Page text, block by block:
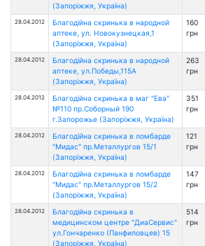
(Запоріжжя, Україна)
28.04.2012
Благодійна скринька в народной
аптеке, ул. Новокузнецкая,1
(Запоріжжя, Україна)
160
грн
28.04.2012
Благодійна скринька в народной
аптеке, ул.Победы,115А
(Запоріжжя, Україна)
263
грн
28.04.2012
Благодійна скринька в маг "Ева"
№110 пр.Соборный 190
г.Запорожье (Запоріжжя, Україна)
351
грн
28.04.2012
Благодійна скринька в ломбарде
"Мидас" пр.Металлургов 15/1
(Запоріжжя, Україна)
121
грн
28.04.2012
Благодійна скринька в ломбарде
"Мидас" пр.Металлургов 15/2
(Запоріжжя, Україна)
147
грн
28.04.2012
Благодійна скринька в
медицинском центре "ДиаСервис"
ул.Гончаренко (Панфиловцев) 15
(Запоріжжя, Україна)
514
грн